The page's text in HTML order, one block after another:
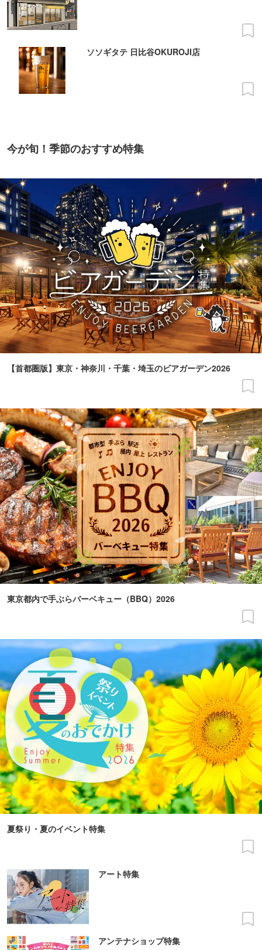
ソソギタテ 日比谷OKUROJI店
今が旬！季節のおすすめ特集
【首都圏版】東京・神奈川・千葉・埼玉のビアガーデン2026
東京都内で手ぶらバーベキュー（BBQ）2026
夏祭り・夏のイベント特集
アート特集
アンテナショップ特集